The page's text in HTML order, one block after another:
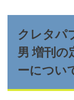
クレタパ
男 増刊の
ーについ